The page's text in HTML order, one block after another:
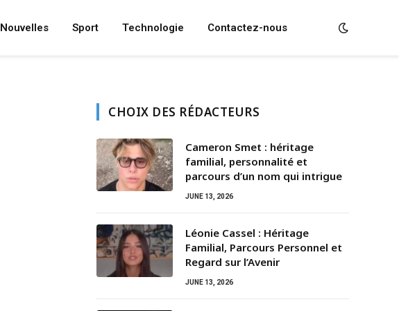
Nouvelles Sport Technologie Contactez-nous
CHOIX DES RÉDACTEURS
Cameron Smet : héritage
familial, personnalité et
parcours d’un nom qui intrigue
JUNE 13, 2026
Léonie Cassel : Héritage
Familial, Parcours Personnel et
Regard sur l’Avenir
JUNE 13, 2026